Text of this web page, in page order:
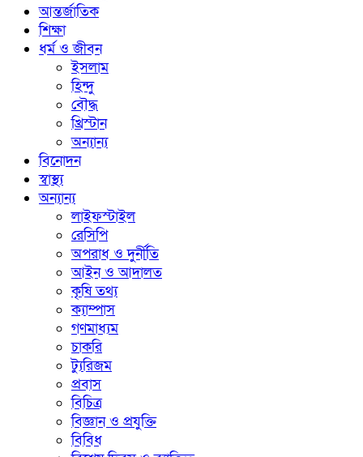
আন্তর্জাতিক
শিক্ষা
ধর্ম ও জীবন
ইসলাম
হিন্দু
বৌদ্ধ
খ্রিস্টান
অন্যান্য
বিনোদন
স্বাস্থ্য
অন্যান্য
লাইফস্টাইল
রেসিপি
অপরাধ ও দুর্নীতি
আইন ও আদালত
কৃষি তথ্য
ক্যাম্পাস
গণমাধ্যম
চাকরি
ট্যুরিজম
প্রবাস
বিচিত্র
বিজ্ঞান ও প্রযুক্তি
বিবিধ